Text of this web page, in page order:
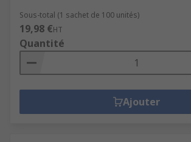
Sous-total (1 sachet de 100 unités)
19,98 €HT
Quantité
Ajouter